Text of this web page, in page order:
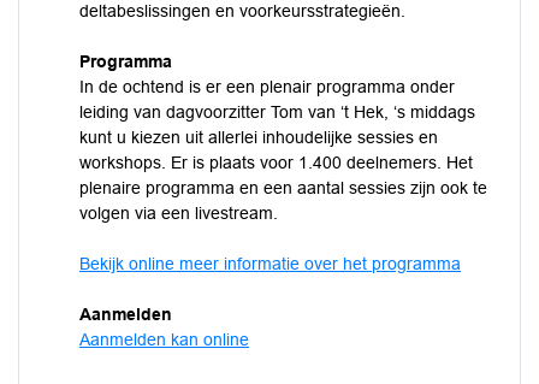
deltabeslissingen en voorkeursstrategieën.
Programma
In de ochtend is er een plenair programma onder
leiding van dagvoorzitter Tom van ‘t Hek, ‘s middags
kunt u kiezen uit allerlei inhoudelijke sessies en
workshops. Er is plaats voor 1.400 deelnemers. Het
plenaire programma en een aantal sessies zijn ook te
volgen via een livestream.
Bekijk online meer informatie over het programma
Aanmelden
Aanmelden kan online